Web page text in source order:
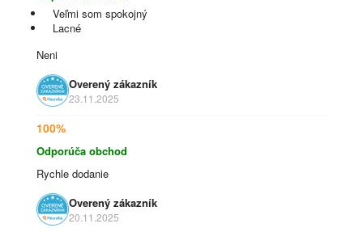
Veľmi som spokojný
Lacné
Neni
Overený zákazník
23.11.2025
100%
Odporúča obchod
Rychle dodanie
Overený zákazník
20.11.2025